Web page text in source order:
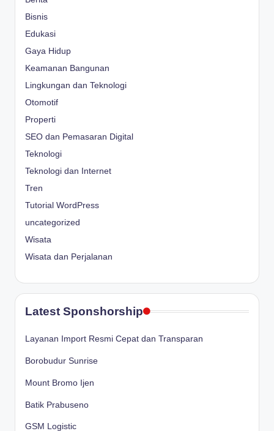
Bisnis
Edukasi
Gaya Hidup
Keamanan Bangunan
Lingkungan dan Teknologi
Otomotif
Properti
SEO dan Pemasaran Digital
Teknologi
Teknologi dan Internet
Tren
Tutorial WordPress
uncategorized
Wisata
Wisata dan Perjalanan
Latest Sponshorship
Layanan Import Resmi Cepat dan Transparan
Borobudur Sunrise
Mount Bromo Ijen
Batik Prabuseno
GSM Logistic